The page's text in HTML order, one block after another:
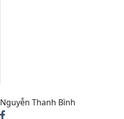
Nguyễn Thanh Bình